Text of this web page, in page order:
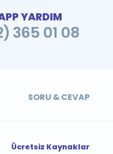
YARDIM
365 01 08
SORU & CEVAP
Ücretsiz Kaynaklar